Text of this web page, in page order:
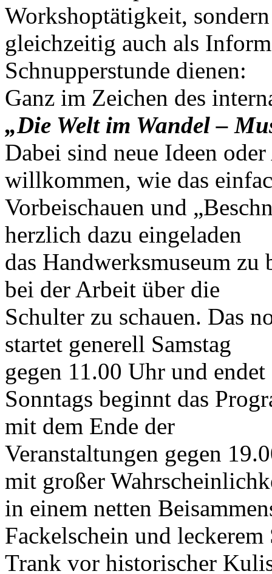
Workshoptätigkeit, sondern
gleichzeitig auch als
Schnupperstunde dienen:
Ganz im Zeichen des
„Die Welt im Wandel –
Dabei sind neue Ideen
willkommen, wie das
Vorbeischauen und
herzlich dazu eingeladen
das Handwerksmuseum zu
bei der Arbeit über die
Schulter zu schauen. Das
startet generell Samstag
gegen 11.00 Uhr und
Sonntags beginnt das
mit dem Ende der
Veranstaltungen gegen
mit großer
in einem netten
Fackelschein und leckerem
Trank vor historischer